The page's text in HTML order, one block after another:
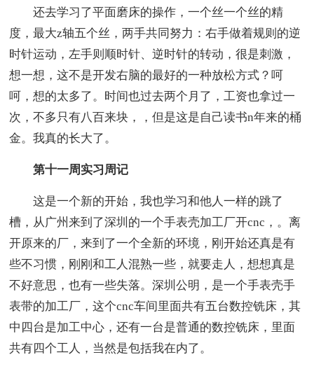
还去学习了平面磨床的操作，一个丝一个丝的精
度，最大z轴五个丝，两手共同努力：右手做着规则的逆
时针运动，左手则顺时针、逆时针的转动，很是刺激，
想一想，这不是开发右脑的最好的一种放松方式？呵
呵，想的太多了。时间也过去两个月了，工资也拿过一
次，不多只有八百来块，，但是这是自己读书n年来的桶
金。我真的长大了。
第十一周实习周记
这是一个新的开始，我也学习和他人一样的跳了
槽，从广州来到了深圳的一个手表壳加工厂开cnc，。离
开原来的厂，来到了一个全新的环境，刚开始还真是有
些不习惯，刚刚和工人混熟一些，就要走人，想想真是
不好意思，也有一些失落。深圳公明，是一个手表壳手
表带的加工厂，这个cnc车间里面共有五台数控铣床，其
中四台是加工中心，还有一台是普通的数控铣床，里面
共有四个工人，当然是包括我在内了。